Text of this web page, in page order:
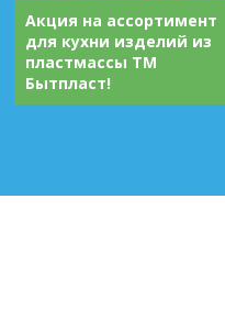
Акция на ассортимент
для кухни изделий из
пластмассы ТМ
Бытпласт!